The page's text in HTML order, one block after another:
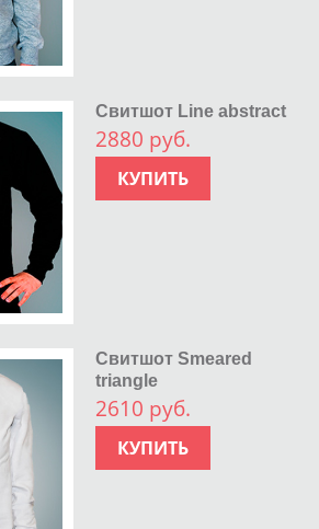
Свитшот Line abstract
2880 руб.
КУПИТЬ
Свитшот Smeared
triangle
2610 руб.
КУПИТЬ